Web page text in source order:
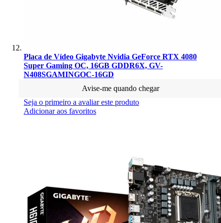
Placa de Vídeo Gigabyte Nvidia GeForce RTX 4080
Super Gaming OC, 16GB GDDR6X, GV-
N408SGAMINGOC-16GD
Avise-me quando chegar
Seja o primeiro a avaliar este produto
Adicionar aos favoritos